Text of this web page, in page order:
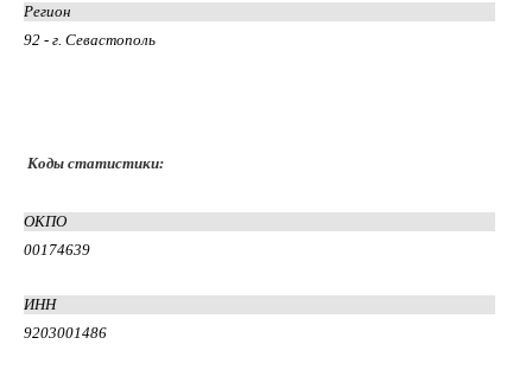
Регион
92 - г. Севастополь
Коды статистики:
ОКПО
00174639
ИНН
9203001486